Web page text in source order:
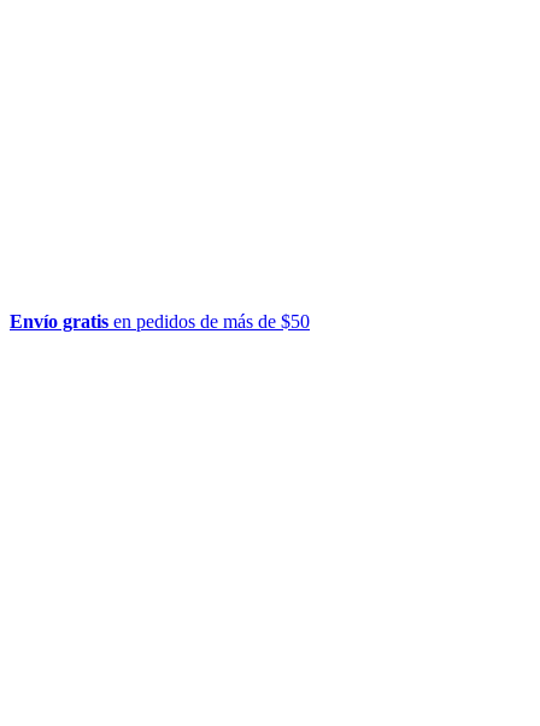
Envío gratis en pedidos de más de $50